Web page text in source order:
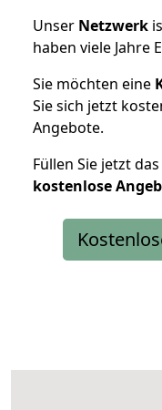
Unser Netzwerk
haben viele Jahre
Sie möchten eine
Sie sich jetzt
Angebote.
Füllen Sie jetzt
kostenlose